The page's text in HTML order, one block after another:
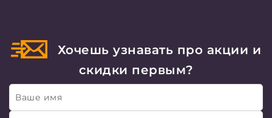
Хочешь узнавать про акции и
скидки первым?
Ваше имя